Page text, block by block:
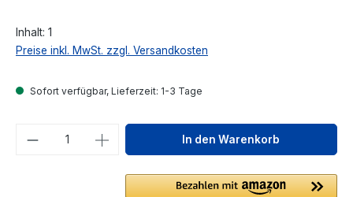
Inhalt: 1
Preise inkl. MwSt. zzgl. Versandkosten
Sofort verfügbar, Lieferzeit: 1-3 Tage
Produkt Anzahl: Gib denIn den Warenkorb